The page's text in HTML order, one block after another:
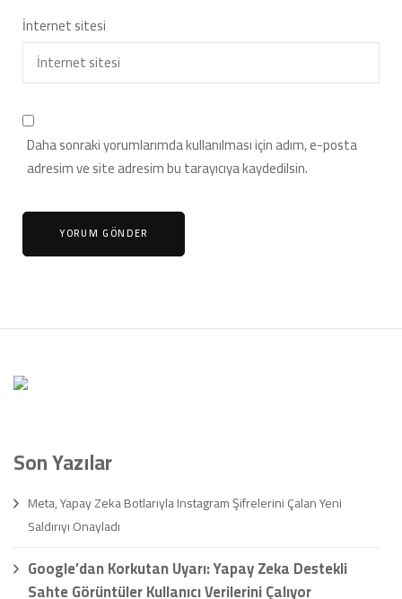
İnternet sitesi
Daha sonraki yorumlarımda kullanılması için adım, e-posta
adresim ve site adresim bu tarayıcıya kaydedilsin.
Son Yazılar
Meta, Yapay Zeka Botlarıyla Instagram Şifrelerini Çalan Yeni
Saldırıyı Onayladı
Google’dan Korkutan Uyarı: Yapay Zeka Destekli
Sahte Görüntüler Kullanıcı Verilerini Çalıyor